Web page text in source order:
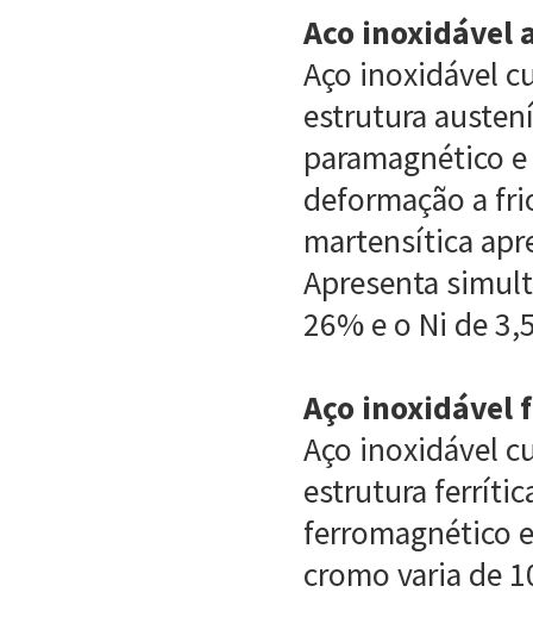
Aco inoxidável
Aço inoxidável
estrutura
paramagnético
deformação a
martensítica
Apresenta
26% e o Ni de
Aço inoxidável
Aço inoxidável
estrutura
ferromagnético
cromo varia de